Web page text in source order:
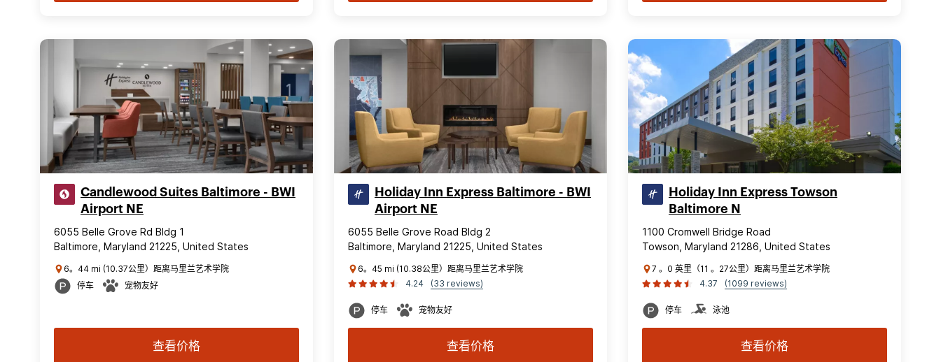
Candlewood Suites Baltimore - BWI
Airport NE
6055 Belle Grove Rd Bldg 1
Baltimore, Maryland 21225, United States
6。44 mi (10.37公里）距离马里兰艺术学院
停车
宠物友好
查看价格
Holiday Inn Express Baltimore - BWI
Airport NE
6055 Belle Grove Road Bldg 2
Baltimore, Maryland 21225, United States
6。45 mi (10.38公里）距离马里兰艺术学院
4.24
(33 reviews)
停车 宠物友好
查看价格
Holiday Inn Express Towson
Baltimore N
1100 Cromwell Bridge Road
Towson, Maryland 21286, United States
7 。0 英里（11 。27公里）距离马里兰艺术学院
4.37
(1099 reviews)
停车 泳池
查看价格